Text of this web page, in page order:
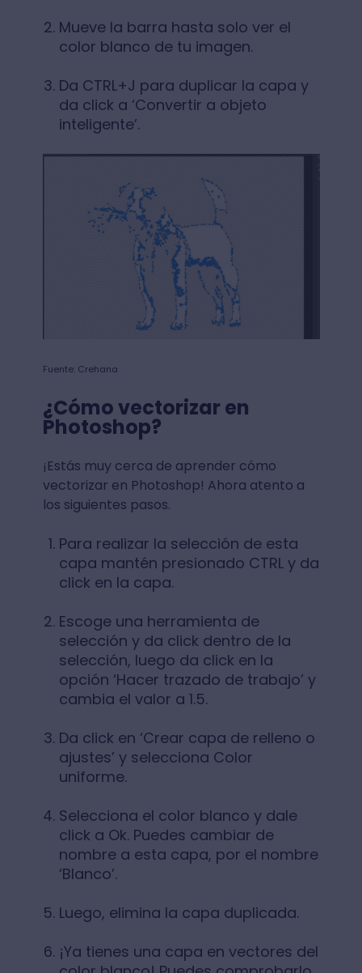
Mueve la barra hasta solo ver el
color blanco de tu imagen.
Da CTRL+J para duplicar la capa y
da click a ‘Convertir a objeto
inteligente’.
Fuente: Crehana
¿Cómo vectorizar en
Photoshop?
¡Estás muy cerca de aprender cómo
vectorizar en Photoshop! Ahora atento a
los siguientes pasos.
Para realizar la selección de esta
capa mantén presionado CTRL y da
click en la capa.
Escoge una herramienta de
selección y da click dentro de la
selección, luego da click en la
opción ‘Hacer trazado de trabajo’ y
cambia el valor a 1.5.
Da click en ‘Crear capa de relleno o
ajustes’ y selecciona Color
uniforme.
Selecciona el color blanco y dale
click a Ok. Puedes cambiar de
nombre a esta capa, por el nombre
‘Blanco’.
Luego, elimina la capa duplicada.
¡Ya tienes una capa en vectores del